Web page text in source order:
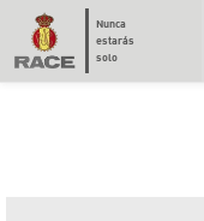
Nunca
estarás
solo